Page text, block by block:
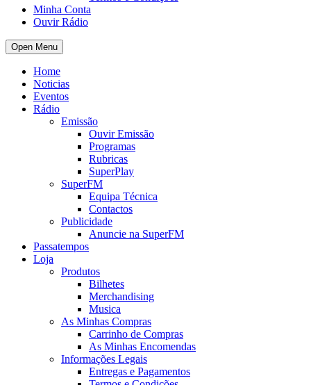
Minha Conta
Ouvir Rádio
Open Menu
Home
Noticias
Eventos
Rádio
Emissão
Ouvir Emissão
Programas
Rubricas
SuperPlay
SuperFM
Equipa Técnica
Contactos
Publicidade
Anuncie na SuperFM
Passatempos
Loja
Produtos
Bilhetes
Merchandising
Musica
As Minhas Compras
Carrinho de Compras
As Minhas Encomendas
Informações Legais
Entregas e Pagamentos